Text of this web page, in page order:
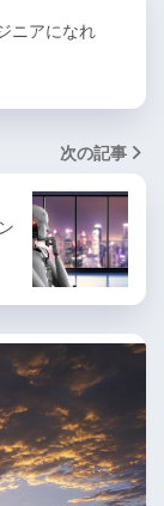
ニアになれ
次の記事